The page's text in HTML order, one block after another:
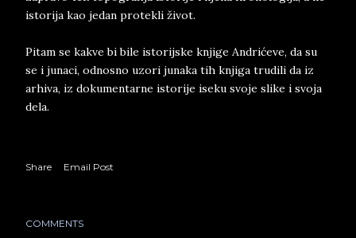
istorija kao jedan protekli život.
Pitam se kakve bi bile istorijske knjige Andrićeve, da su
se i junaci, odnosno uzori junaka tih knjiga trudili da iz
arhiva, iz dokumentarne istorije iseku svoje slike i svoja
dela.
Share Email Post
COMMENTS